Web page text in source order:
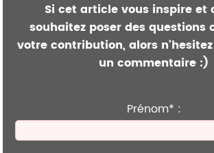
Si cet article vous inspire et
souhaitez poser des questions
votre contribution, alors
un commentaire :)
Prénom* :